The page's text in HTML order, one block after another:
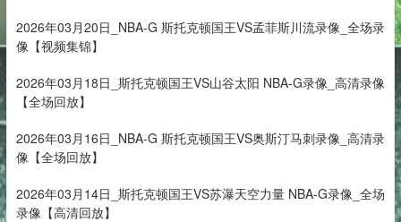
2026年03月20日_NBA-G 斯托克顿国王VS孟菲斯川流录像_全场录
像【视频集锦】
2026年03月18日_斯托克顿国王VS山谷太阳 NBA-G录像_高清录像
【全场回放】
2026年03月16日_NBA-G 斯托克顿国王VS奥斯汀马刺录像_高清录
像【全场回放】
2026年03月14日_斯托克顿国王VS苏瀑天空力量 NBA-G录像_全场
录像【高清回放】